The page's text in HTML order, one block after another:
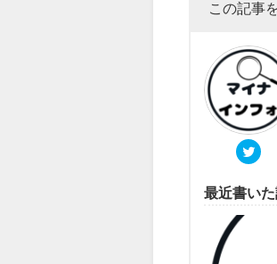
この記事
最近書い